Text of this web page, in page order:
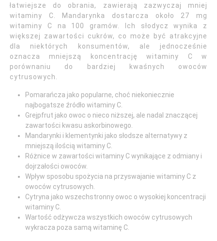
łatwiejsze do obrania, zawierają zazwyczaj mniej
witaminy C. Mandarynka dostarcza około 27 mg
witaminy C na 100 gramów. Ich słodycz wynika z
większej zawartości cukrów, co może być atrakcyjne
dla niektórych konsumentów, ale jednocześnie
oznacza mniejszą koncentrację witaminy C w
porównaniu do bardziej kwaśnych owoców
cytrusowych.
Pomarańcza jako popularne, choć niekoniecznie
najbogatsze źródło witaminy C.
Grejpfrut jako owoc o nieco niższej, ale nadal znaczącej
zawartości kwasu askorbinowego.
Mandarynki i klementynki jako słodsze alternatywy z
mniejszą ilością witaminy C.
Różnice w zawartości witaminy C wynikające z odmiany i
dojrzałości owoców.
Wpływ sposobu spożycia na przyswajanie witaminy C z
owoców cytrusowych.
Cytryna jako wszechstronny owoc o wysokiej koncentracji
witaminy C.
Wartość odżywcza wszystkich owoców cytrusowych
wykracza poza samą witaminę C.